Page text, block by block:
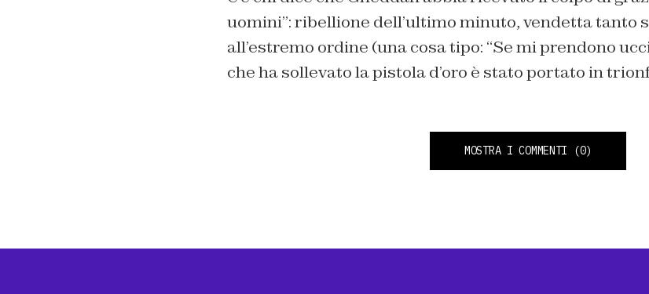
uomini”: ribellione dell’ultimo minuto, vendetta tanto
all’estremo ordine (una cosa tipo: “Se mi prendono
che ha sollevato la pistola d’oro è stato portato in
MOSTRA I COMMENTI (0)